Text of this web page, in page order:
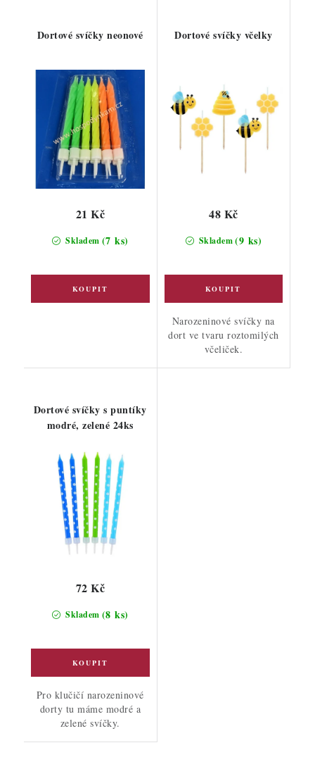
Dortové svíčky neonové
Skladem (7 ks)
21 Kč
Dortové svíčky včelky
Skladem(9 ks)
48 Kč
Narozeninové svíčky na
dort ve tvaru roztomilých
včeliček.
Dortové svíčky s puntíky
modré, zelené 24ks
Skladem (8 ks)
72 Kč
Pro klučičí narozeninové
dorty tu máme modré a
zelené svíčky.